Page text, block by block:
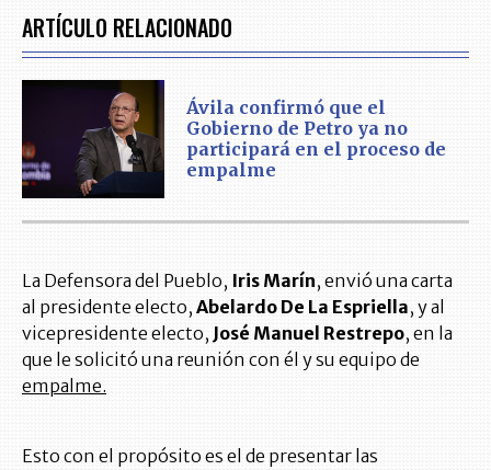
ARTÍCULO RELACIONADO
Ávila confirmó que el
Gobierno de Petro ya no
participará en el proceso de
empalme
La Defensora del Pueblo, Iris Marín, envió una carta
al presidente electo, Abelardo De La Espriella, y al
vicepresidente electo, José Manuel Restrepo, en la
que le solicitó una reunión con él y su equipo de
empalme.
Esto con el propósito es el de presentar las